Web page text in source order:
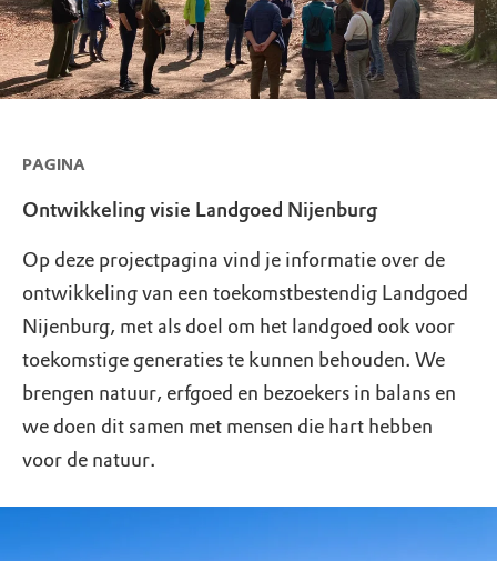
PAGINA
Ontwikkeling visie Landgoed Nijenburg
Op deze projectpagina vind je informatie over de
ontwikkeling van een toekomstbestendig Landgoed
Nijenburg, met als doel om het landgoed ook voor
toekomstige generaties te kunnen behouden. We
brengen natuur, erfgoed en bezoekers in balans en
we doen dit samen met mensen die hart hebben
voor de natuur.